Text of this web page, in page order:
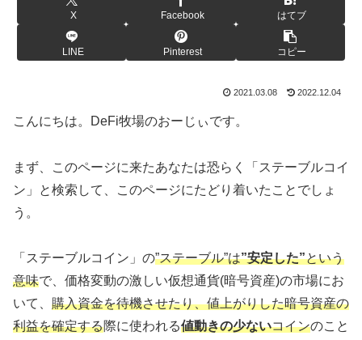
X Facebook はてブ
LINE Pinterest コピー
2021.03.08 2022.12.04
こんにちは。DeFi牧場のおーじぃです。
まず、このページに来たあなたは恐らく「ステーブルコイ
ン」と検索して、このページにたどり着いたことでしょ
う。
「ステーブルコイン」の”ステーブル”は”安定した”という
意味で、価格変動の激しい仮想通貨(暗号資産)の市場にお
いて、 購入資金を待機させたり、値上がりした暗号資産の
利益を確定する際に使われる値動きの少ないコインのこと